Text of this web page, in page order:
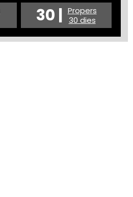
30 | Propers
30 dies